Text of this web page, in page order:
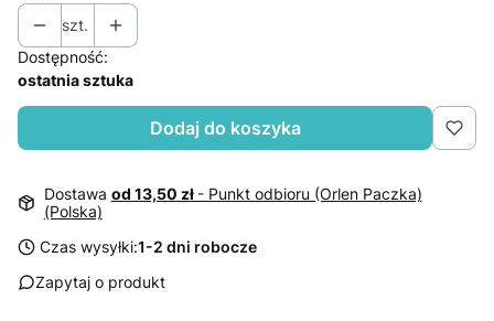
szt.
Dostępność:
ostatnia sztuka
Dodaj do koszyka
Dostawa od 13,50 zł - Punkt odbioru (Orlen Paczka)
(Polska)
Czas wysyłki:1-2 dni robocze
Zapytaj o produkt